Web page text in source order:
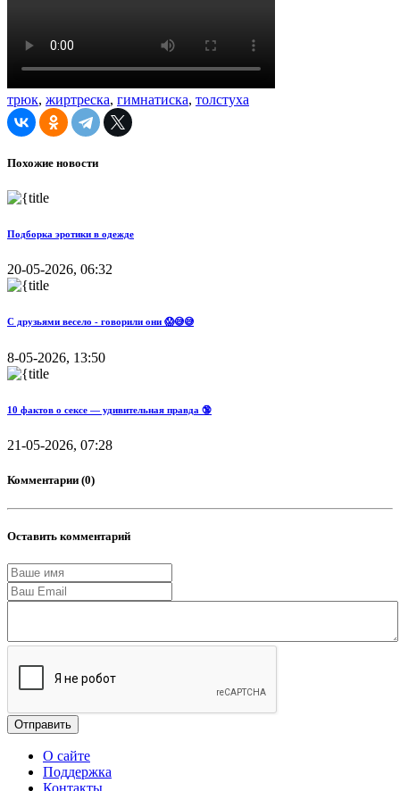
трюк, жиртреска, гимнатиска, толстуха
Похожие новости
Подборка эротики в одежде
20-05-2026, 06:32
С друзьями весело - говорили они 😱😅😅
8-05-2026, 13:50
10 фактов о сексе — удивительная правда 🔞
21-05-2026, 07:28
Комментарии (0)
Оставить комментарий
Отправить
О сайте
Поддержка
Контакты